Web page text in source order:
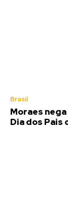
Brasil
Moraes
Dia dos Pais